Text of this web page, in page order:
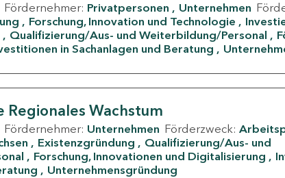
Fördernehmer: Privatpersonen Unternehmen
Forschung, Innovation und Technologie
Qualifizierung/Aus- und Weiterbildung/Personal
in Sachanlagen und Beratung
Wachstum
Fördernehmer: Unternehmen Förderzweck:
Existenzgründung
Qualifizierung/Aus- und
Forschung, Innovationen und Digitalisierung
Unternehmensgründung